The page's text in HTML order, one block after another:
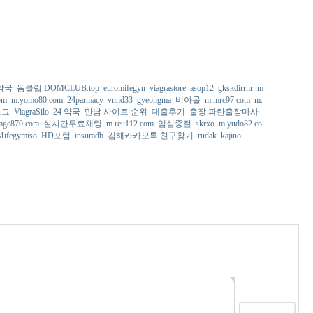
국 돔클럽 DOMCLUB.top euromifegyn viagrastore asop12 gkskdirrnr m
m.yomo80.com 24parmacy vnnd33 gyeongma 비아몰 m.mrc97.com m.
ViagraSilo 24 약국 만남 사이트 순위 대출후기
출장 파란출장마사
실시간무료채팅 m.reu112.com 임심중절 skrxo m.yudo82.co
HD포럼 insuradb 김해카카오톡 친구찾기 rudak kajino